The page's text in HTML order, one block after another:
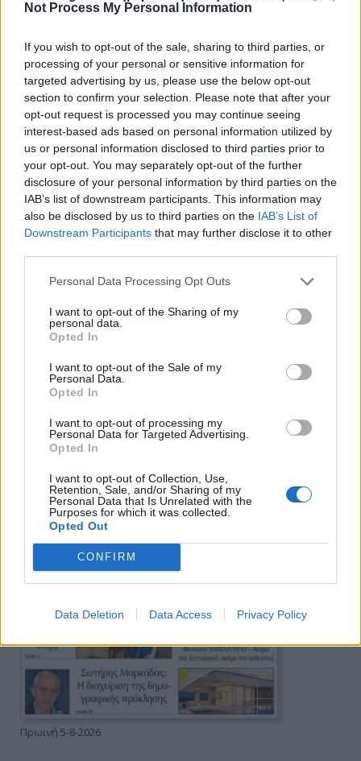
Not Process My Personal Information
If you wish to opt-out of the sale, sharing to third parties, or
processing of your personal or sensitive information for
targeted advertising by us, please use the below opt-out
section to confirm your selection. Please note that after your
opt-out request is processed you may continue seeing
interest-based ads based on personal information utilized by
us or personal information disclosed to third parties prior to
your opt-out. You may separately opt-out of the further
disclosure of your personal information by third parties on the
IAB’s list of downstream participants. This information may
also be disclosed by us to third parties on the IAB’s List of
Downstream Participants that may further disclose it to other
Personal Data Processing Opt Outs
I want to opt-out of the Sharing of my
personal data.
Opted In
I want to opt-out of the Sale of my
Personal Data.
Opted In
I want to opt-out of processing my
Personal Data for Targeted Advertising.
Opted In
I want to opt-out of Collection, Use,
Retention, Sale, and/or Sharing of my
Personal Data that Is Unrelated with the
Purposes for which it was collected.
Opted Out
CONFIRM
Data Deletion Data Access Privacy Policy
Πρωινή
Πρωινή 5-8-2026